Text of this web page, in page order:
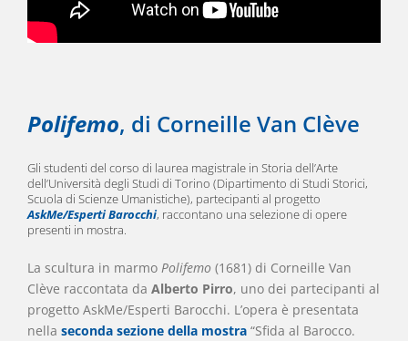
Polifemo, di Corneille Van Clève
Gli studenti del corso di laurea magistrale in Storia dell’Arte
dell’Università degli Studi di Torino (Dipartimento di Studi Storici,
Scuola di Scienze Umanistiche), partecipanti al progetto
AskMe/Esperti Barocchi, raccontano una selezione di opere
presenti in mostra.
La scultura in marmo Polifemo (1681) di Corneille Van
Clève raccontata da Alberto Pirro, uno dei partecipanti al
progetto AskMe/Esperti Barocchi. L’opera è presentata
nella seconda sezione della mostra “Sfida al Barocco.